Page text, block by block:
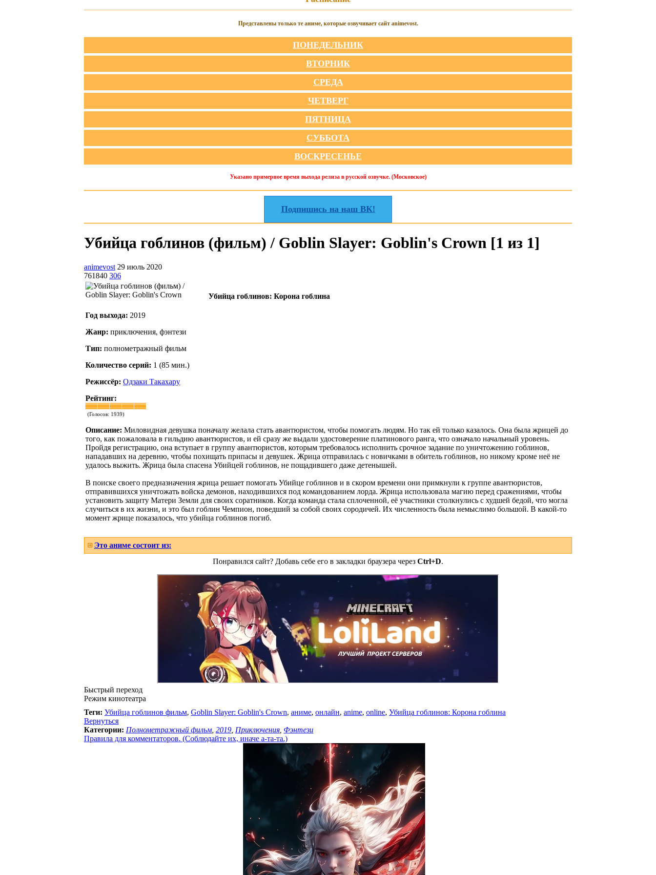
Представлены только те аниме, которые озвучивает сайт animevost.
ПОНЕДЕЛЬНИК
ВТОРНИК
СРЕДА
ЧЕТВЕРГ
ПЯТНИЦА
СУББОТА
ВОСКРЕСЕНЬЕ
Указано примерное время выхода релиза в русской озвучке. (Московское)
Подпишись на наш ВК!
Убийца гоблинов (фильм) / Goblin Slayer: Goblin's Crown [1 из 1]
animevost 29 июль 2020
761840 306
Убийца гоблинов: Корона гоблина
Год выхода: 2019
Жанр: приключения, фэнтези
Тип: полнометражный фильм
Количество серий: 1 (85 мин.)
Режиссёр: Одзаки Такахару
Рейтинг:
(Голосов: 1939)
Описание: Миловидная девушка поначалу желала стать авантюристом, чтобы помогать людям. Но так ей только казалось. Она была жрицей до
того, как пожаловала в гильдию авантюристов, и ей сразу же выдали удостоверение платинового ранга, что означало начальный уровень.
Пройдя регистрацию, она вступает в группу авантюристов, которым требовалось исполнить срочное задание по уничтожению гоблинов,
нападавших на деревню, чтобы похищать припасы и девушек. Жрица отправилась с новичками в обитель гоблинов, но никому кроме неё не
удалось выжить. Жрица была спасена Убийцей гоблинов, не пощадившего даже детенышей.
В поиске своего предназначения жрица решает помогать Убийце гоблинов и в скором времени они примкнули к группе авантюристов,
отправившихся уничтожать войска демонов, находившихся под командованием лорда. Жрица использовала магию перед сражениями, чтобы
установить защиту Матери Земли для своих соратников. Когда команда стала сплоченной, её участники столкнулись с худшей бедой, что могла
случиться в их жизни, и это был гоблин Чемпион, поведший за собой своих сородичей. Их численность была немыслимо большой. В какой-то
момент жрице показалось, что убийца гоблинов погиб.
Это аниме состоит из:
Понравился сайт? Добавь себе его в закладки браузера через Ctrl+D.
Быстрый переход
Режим кинотеатра
Теги: Убийца гоблинов фильм, Goblin Slayer: Goblin's Crown, аниме, онлайн, anime, online, Убийца гоблинов: Корона гоблина
Вернуться
Категории: Полнометражный фильм 2019 Приключения Фэнтези
Правила для комментаторов. (Соблюдайте их, иначе а-та-та.)